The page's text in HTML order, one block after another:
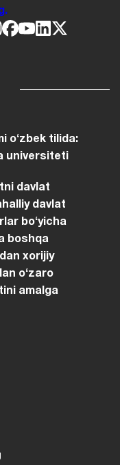
oʻzbek tilida:
universiteti
davlat
davlat
boʻyicha
boshqa
xorijiy
oʻzaro
amalga